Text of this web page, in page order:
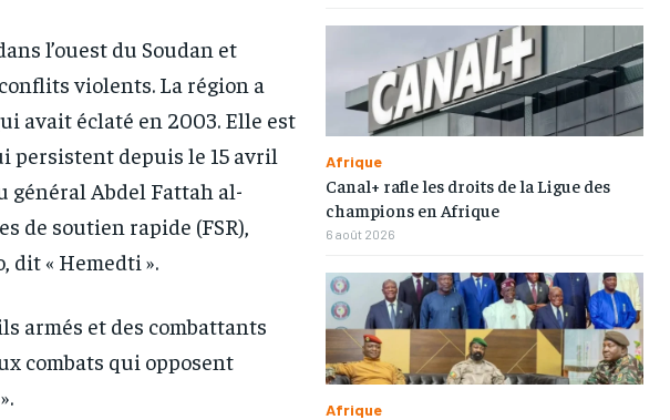
1-MONTH
/ month
By agreeing to this tier, you are billed
every month after the first one until you
opt out of the monthly subscription.
1-MONTH
/ month
By agreeing to this tier, you are billed
every month after the first one until you
opt out of the monthly subscription.
l’ouest du Soudan et
violents. La région a
avait éclaté en 2003. Elle est
persistent depuis le 15 avril
général Abdel Fattah al-
de soutien rapide (FSR),
dit « Hemedti ».
armés et des combattants
combats qui opposent
Afrique
Canal+ rafle les droits de la Ligue des
champions en Afrique
6 août 2026
Afrique